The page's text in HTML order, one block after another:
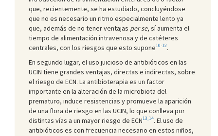
que, recientemente, se ha estudiado, concluyéndose
que no es necesario un ritmo especialmente lento ya
que, además de no tener ventajas per se, sí aumenta el
tiempo de alimentación intravenosa y de catéteres
centrales, con los riesgos que esto supone10-12.
En segundo lugar, el uso juicioso de antibióticos en las
UCIN tiene grandes ventajas, directas e indirectas, sobre
el riesgo de ECN. La antibioterapia es un factor
importante en la alteración de la microbiota del
prematuro, induce resistencias y promueve la aparición
de una flora de riesgo en las UCIN, lo que conlleva por
distintas vías a un mayor riesgo de ECN13,14. El uso de
antibióticos es con frecuencia necesario en estos niños,